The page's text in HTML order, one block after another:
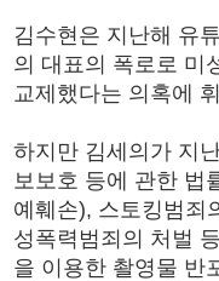
김수현은 지난해 유
의 대표의 폭로로 미
교제했다는 의혹에
하지만 김세의가 지
보보호 등에 관한 법
예훼손), 스토킹범죄
성폭력범죄의 처벌
을 이용한 촬영물 반